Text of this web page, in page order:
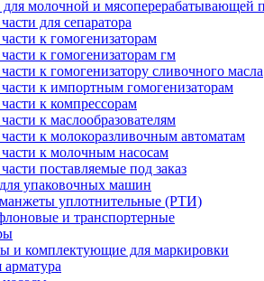
для молочной и мясоперерабатывающей
для сепаратора
к гомогенизаторам
к гомогенизаторам гм
к гомогенизатору сливочного масла
к импортным гомогенизаторам
к компрессорам
к маслообразователям
к молокоразливочным автоматам
к молочным насосам
поставляемые под заказ
упаковочных машин
уплотнительные (РТИ)
и транспортерные
и комплектующие для маркировки